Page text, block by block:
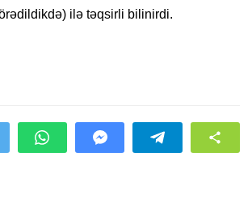
ilə təqsirli bilinirdi.